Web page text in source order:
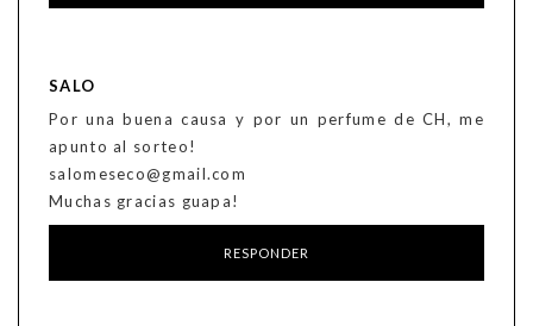
SALO
Por una buena causa y por un perfume de CH, me
apunto al sorteo!
salomeseco@gmail.com
Muchas gracias guapa!
RESPONDER